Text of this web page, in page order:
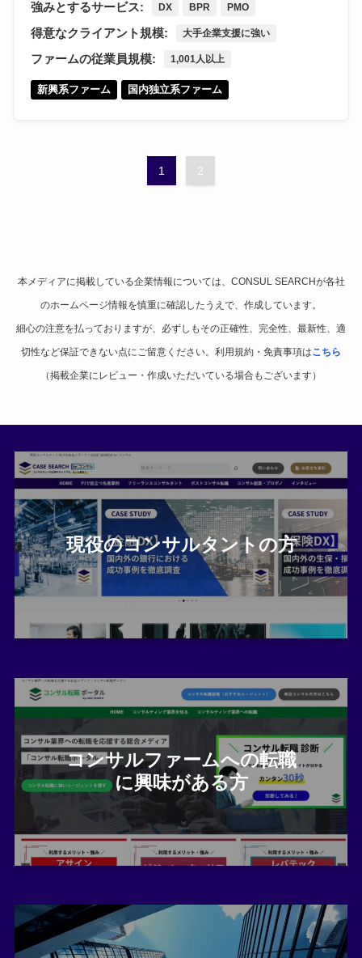
強みとするサービス: DX BPR PMO
得意なクライアント規模: 大手企業支援に強い
ファームの従業員規模: 1,001人以上
新興系ファーム 国内独立系ファーム
1 2
本メディアに掲載している企業情報については、CONSUL SEARCHが各社
のホームページ情報を慎重に確認したうえで、作成しています。
細心の注意を払っておりますが、必ずしもその正確性、完全性、最新性、適
切性など保証できない点にご留意ください。利用規約・免責事項はこちら
（掲載企業にレビュー・作成いただいている場合もございます）
現役のコンサルタントの方
コンサルファームへの転職
に興味がある方